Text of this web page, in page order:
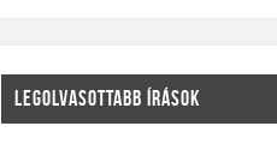
LEGOLVASOTTABB ÍRÁSOK